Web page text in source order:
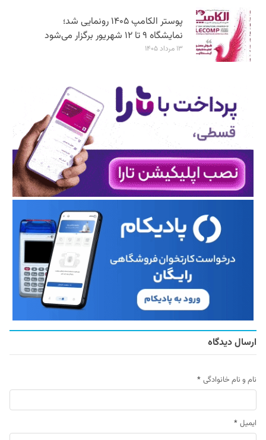
پوستر الکامپ ۱۴۰۵ رونمایی شد؛
نمایشگاه ۹ تا ۱۲ شهریور برگزار می‌شود
۱۳ مرداد ۱۴۰۵
ارسال دیدگاه
نام و نام خانوادگی *
ایمیل *